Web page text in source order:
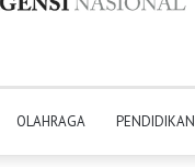
OLAHRAGA PENDIDIKAN